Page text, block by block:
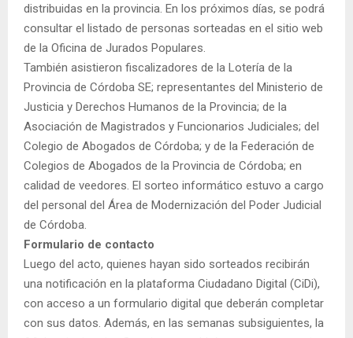
distribuidas en la provincia. En los próximos días, se podrá
consultar el listado de personas sorteadas en el sitio web
de la Oficina de Jurados Populares.
También asistieron fiscalizadores de la Lotería de la
Provincia de Córdoba SE; representantes del Ministerio de
Justicia y Derechos Humanos de la Provincia; de la
Asociación de Magistrados y Funcionarios Judiciales; del
Colegio de Abogados de Córdoba; y de la Federación de
Colegios de Abogados de la Provincia de Córdoba; en
calidad de veedores. El sorteo informático estuvo a cargo
del personal del Área de Modernización del Poder Judicial
de Córdoba.
Formulario de contacto
Luego del acto, quienes hayan sido sorteados recibirán
una notificación en la plataforma Ciudadano Digital (CiDi),
con acceso a un formulario digital que deberán completar
con sus datos. Además, en las semanas subsiguientes, la